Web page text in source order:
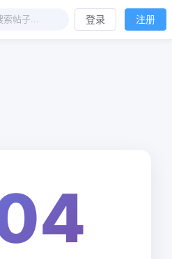
登录 注册